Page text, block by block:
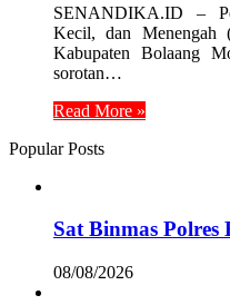
SENANDIKA.ID –
Kecil, dan Menengah
Kabupaten Bolaang
sorotan…
Read More »
Popular Posts
Sat Binmas
08/08/2026